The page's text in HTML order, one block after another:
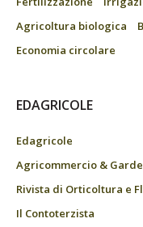
Agricoltura biologica
Economia circolare
EDAGRICOLE
Edagricole
Agricommercio &
Rivista di Orticoltura e
Il Contoterzista